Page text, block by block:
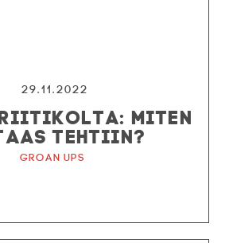
29.11.2022
MITEN
TEHTIIN?
Groan Ups